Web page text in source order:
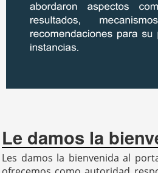
Le damos la
Les damos la bienvenida al